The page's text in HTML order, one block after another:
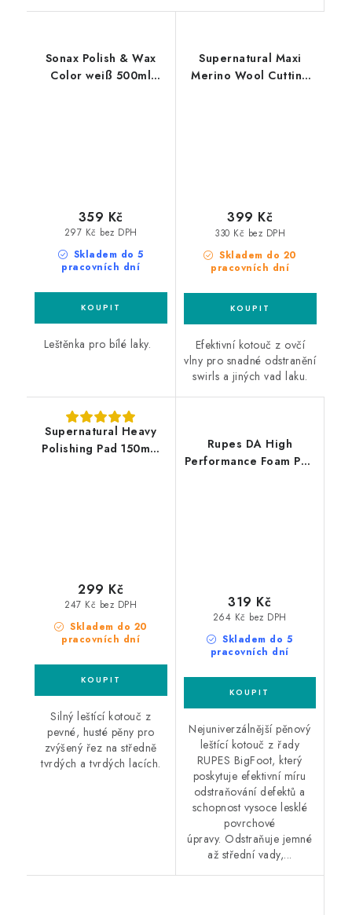
Sonax Polish & Wax
Color weiß 500ml
Skladem do 5
pracovních dní
297 Kč bez DPH
359 Kč
Leštěnka pro bílé laky.
Supernatural Maxi
Merino Wool Cutting
Skladem do 20
pracovních dní
330 Kč bez DPH
399 Kč
Efektivní kotouč z ovčí
vlny pro snadné odstranění
swirls a jiných vad laku.
Supernatural Heavy
Polishing Pad 150mm
Skladem do 20
pracovních dní
247 Kč bez DPH
299 Kč
Silný leštící kotouč z
pevné, husté pěny pro
zvýšený řez na středně
tvrdých a tvrdých lacích.
Rupes DA High
Performance Foam Pad
Skladem do 5
pracovních dní
264 Kč bez DPH
319 Kč
Nejuniverzálnější pěnový
leštící kotouč z řady
RUPES BigFoot, který
poskytuje efektivní míru
odstraňování defektů a
schopnost vysoce lesklé
povrchové
úpravy. Odstraňuje jemné
až střední vady,...